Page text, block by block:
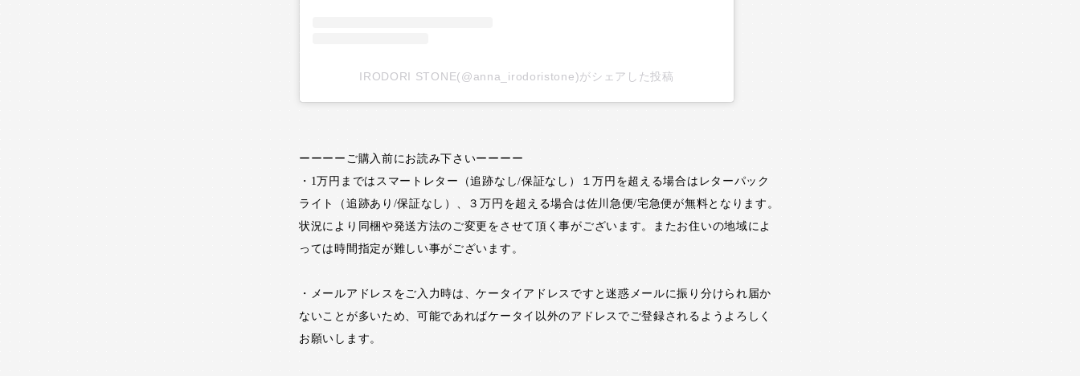
IRODORI STONE(@anna_irodoristone)がシェアした投稿
ーーーーご購入前にお読み下さいーーーー
・1万円まではスマートレター（追跡なし/保証なし）１万円を超える場合はレターパック
ライト（追跡あり/保証なし）、３万円を超える場合は佐川急便/宅急便が無料となります。
状況により同梱や発送方法のご変更をさせて頂く事がございます。またお住いの地域によ
っては時間指定が難しい事がございます。
・メールアドレスをご入力時は、ケータイアドレスですと迷惑メールに振り分けられ届か
ないことが多いため、可能であればケータイ以外のアドレスでご登録されるようよろしく
お願いします。